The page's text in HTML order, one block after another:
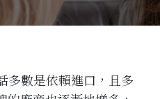
多數是依賴進口 ，且多